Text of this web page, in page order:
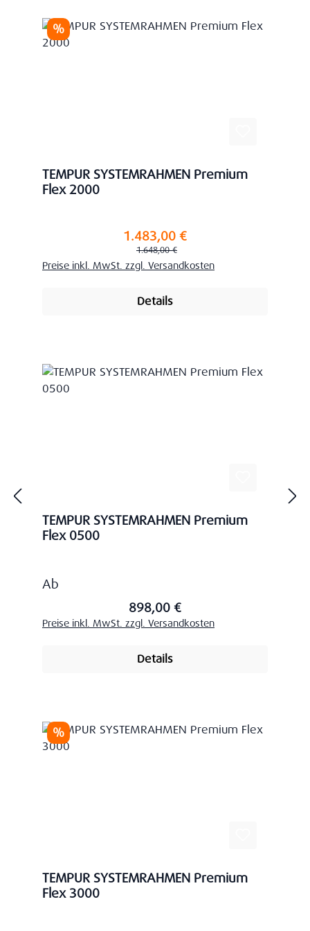
Rabatt
%
TEMPUR SYSTEMRAHMEN Premium
Flex 2000
Verkaufspreis:1.483,00 €
Regulärer Preis:
1.648,00 €
Preise inkl. MwSt. zzgl. Versandkosten
Details
TEMPUR SYSTEMRAHMEN Premium
Flex 0500
Regulärer Preis:
Ab
898,00 €
Preise inkl. MwSt. zzgl. Versandkosten
Details
Rabatt
%
TEMPUR SYSTEMRAHMEN Premium
Flex 3000